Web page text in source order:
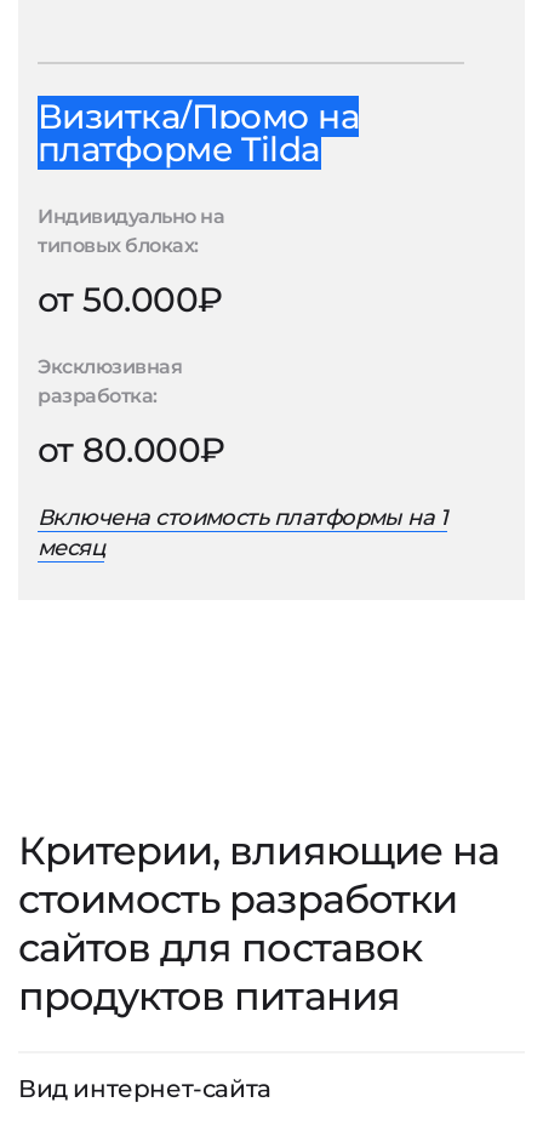
Визитка/Промо на
платформе Tilda
Индивидуально на
типовых блоках:
от 50.000₽
Эксклюзивная
разработка:
от 80.000₽
Включена стоимость платформы на 1
месяц
Критерии, влияющие на
стоимость разработки
сайтов для поставок
продуктов питания
Вид интернет-сайта